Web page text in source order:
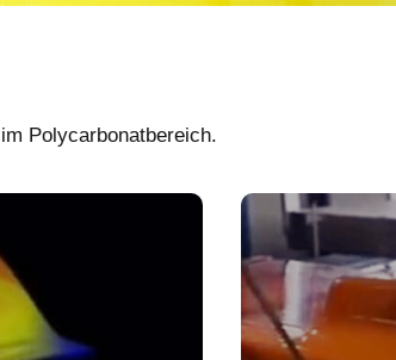
Polycarbonatbereich.